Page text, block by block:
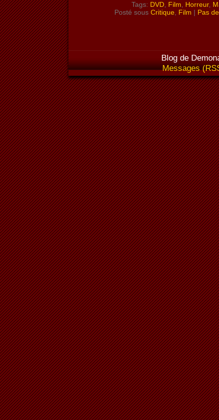
Tags: DVD, Film Horreur,
Posté sous Critique, Film | Pas
Blog de
Messages